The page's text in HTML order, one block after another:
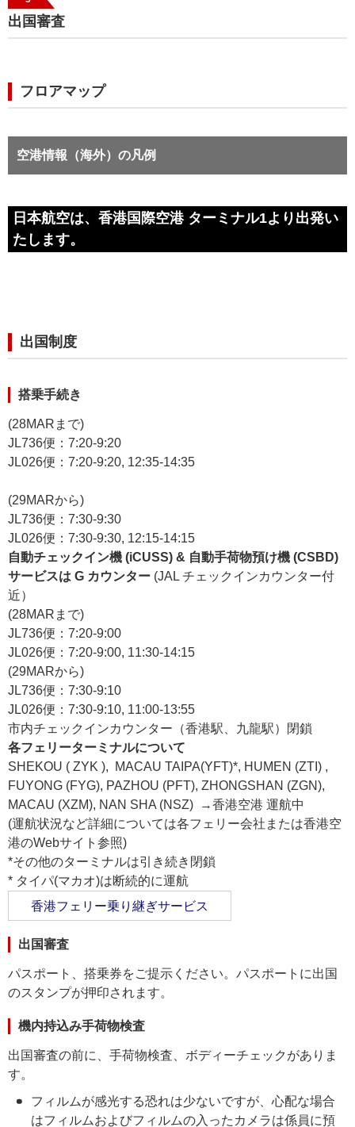
出国審査
フロアマップ
空港情報（海外）の凡例
日本航空は、香港国際空港 ターミナル1より出発い
たします。
出国制度
搭乗手続き
(28MARまで)
JL736便：7:20-9:20
JL026便：7:20-9:20, 12:35-14:35
(29MARから)
JL736便：7:30-9:30
JL026便：7:30-9:30, 12:15-14:15
自動チェックイン機 (iCUSS) & 自動手荷物預け機 (CSBD)
サービスは G カウンター (JAL チェックインカウンター付
近）
(28MARまで)
JL736便：7:20-9:00
JL026便：7:20-9:00, 11:30-14:15
(29MARから)
JL736便：7:30-9:10
JL026便：7:30-9:10, 11:00-13:55
市内チェックインカウンター（香港駅、九龍駅）閉鎖
各フェリーターミナルについて
SHEKOU ( ZYK ), MACAU TAIPA(YFT)*, HUMEN (ZTI) ,
FUYONG (FYG), PAZHOU (PFT), ZHONGSHAN (ZGN),
MACAU (XZM), NAN SHA (NSZ) →香港空港 運航中
(運航状況など詳細については各フェリー会社または香港空
港のWebサイト参照)
*その他のターミナルは引き続き閉鎖
* タイパ(マカオ)は断続的に運航
香港フェリー乗り継ぎサービス
出国審査
パスポート、搭乗券をご提示ください。パスポートに出国
のスタンプが押印されます。
機内持込み手荷物検査
出国審査の前に、手荷物検査、ボディーチェックがありま
す。
フィルムが感光する恐れは少ないですが、心配な場合
はフィルムおよびフィルムの入ったカメラは係員に預